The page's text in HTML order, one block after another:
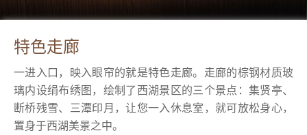
特色走廊
一进入口，映入眼帘的就是特色走廊。走廊的棕钢材质玻
璃内设绢布绣图，绘制了西湖景区的三个景点：集贤亭、
断桥残雪、三潭印月，让您一入休息室，就可放松身心，
置身于西湖美景之中。